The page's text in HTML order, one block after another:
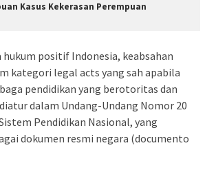
Kasus Kekerasan Perempuan
positif Indonesia, keabsahan
kategori legal acts yang sah apabila
pendidikan yang berotoritas dan
dalam Undang-Undang Nomor 20
Pendidikan Nasional, yang
dokumen resmi negara (documento